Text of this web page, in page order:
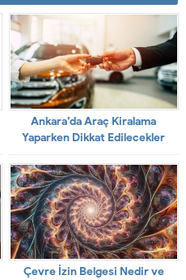
Ankara’da Araç Kiralama
Yaparken Dikkat Edilecekler
Çevre İzin Belgesi Nedir ve